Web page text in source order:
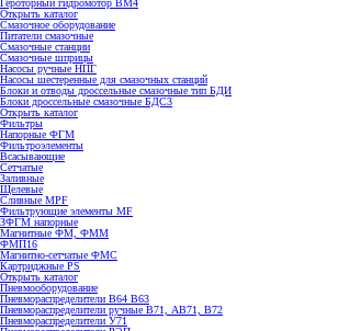
Открыть каталог
Смазочное оборудование
Питатели смазочные
Смазочные станции
Смазочные шприцы
Насосы ручные НПГ
Насосы шестеренные для смазочных станций
Блоки и отводы дроссельные смазочные тип БДИ
Блоки дроссельные смазочные БДС3
Открыть каталог
Фильтры
Напорные ФГМ
Фильтроэлементы
Всасывающие
Сетчатые
Заливные
Щелевые
Сливные MPF
Фильтрующие элементы MF
ЗФГМ напорные
Магнитные ФМ, ФММ
ФМП16
Магнитно-сетчатые ФМС
Картриджные PS
Открыть каталог
Пневмооборудование
Пневмораспределители В64 В63
Пневмораспределители ручные В71, АВ71, В72
Пневмораспределители У71